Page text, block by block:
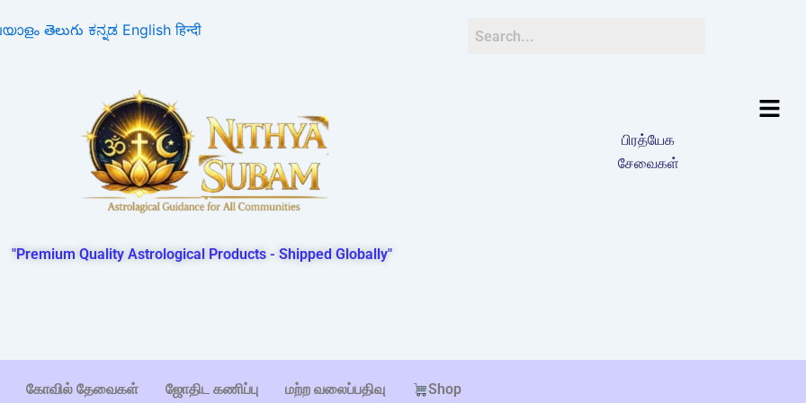
తెలుగు ಕನ್ನಡ English हिन्दी
பிரத்யேக
சேவைகள்
"Premium Quality Astrological Products - Shipped Globally"
கோவில் தேவைகள் ஜோதிட கணிப்பு மற்ற வலைப்பதிவு Shop